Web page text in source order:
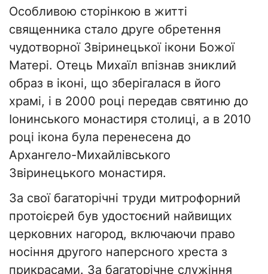
Особливою сторінкою в житті
священника стало друге обретення
чудотворної Звіринецької ікони Божої
Матері. Отець Михаїл впізнав зниклий
образ в іконі, що зберігалася в його
храмі, і в 2000 році передав святиню до
Іонинського монастиря столиці, а в 2010
році ікона була перенесена до
Архангело-Михайлівського
Звіринецького монастиря.
За свої багаторічні труди митрофорний
протоієрей був удостоєний найвищих
церковних нагород, включаючи право
носіння другого наперсного хреста з
прикрасами. За багаторічне служіння